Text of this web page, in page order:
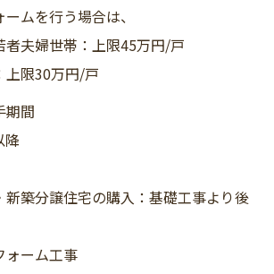
ムを行う場合は、
者夫婦世帯：上限45万円/戸
上限30万円/戸
期間
降
新築分譲住宅の購入：基礎工事より後
ォーム工事